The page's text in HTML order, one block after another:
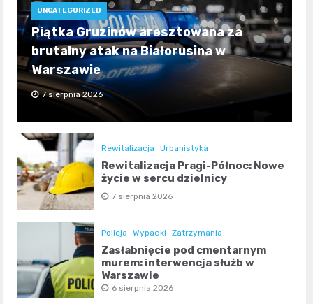
UNCATEGORIZED
Piątka Gruzinów aresztowana za
brutalny atak na Białorusina w
Warszawie
7 sierpnia 2026
Rewitalizacja Urbanistyka
Rewitalizacja Pragi-Północ: Nowe
życie w sercu dzielnicy
7 sierpnia 2026
Policja Wypadki Zatrzymania
Zasłabnięcie pod cmentarnym
murem: interwencja służb w
Warszawie
6 sierpnia 2026